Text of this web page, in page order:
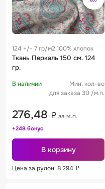
124 +/- 7 гр/м2 100% хлопок
Ткань Перкаль 150 см. 124
гр.
В наличии
Мин. кол-во
для заказа 30 /м.п.
276,48 ₽ за м.п.
+248 бонус
В корзину
Цена за рулон: 8 294 ₽